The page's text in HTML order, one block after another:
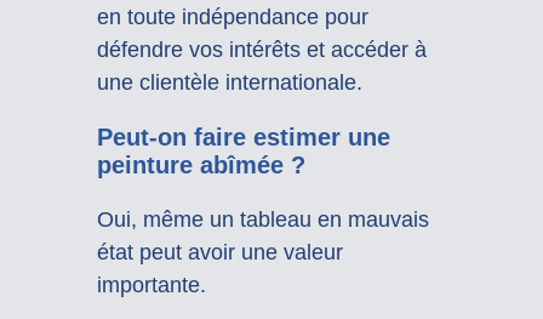
en toute indépendance pour
défendre vos intérêts et accéder à
une clientèle internationale.
Peut-on faire estimer une
peinture abîmée ?
Oui, même un tableau en mauvais
état peut avoir une valeur
importante.